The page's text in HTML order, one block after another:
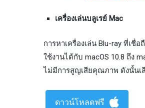
เครื่องเล่นบลูเรย์ Mac
การหาเครื่องเล่น Blu-ray ที่เชื่
ใช้งานได้กับ macOS 10.8 ถึง
ไม่มีการสูญเสียคุณภาพ ดังนั้นเ
ดาวน์โหลดฟรี